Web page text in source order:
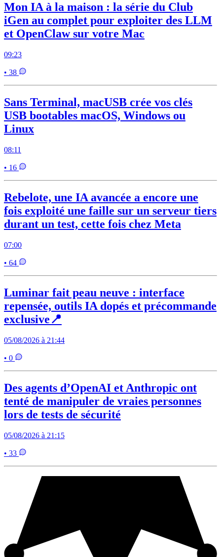
Mon IA à la maison : la série du Club
iGen au complet pour exploiter des LLM
et OpenClaw sur votre Mac
09:23
• 38
Sans Terminal, macUSB crée vos clés
USB bootables macOS, Windows ou
Linux
08:11
• 16
Rebelote, une IA avancée a encore une
fois exploité une faille sur un serveur tiers
durant un test, cette fois chez Meta
07:00
• 64
Luminar fait peau neuve : interface
repensée, outils IA dopés et précommande
exclusive📍
05/08/2026 à 21:44
• 0
Des agents d’OpenAI et Anthropic ont
tenté de manipuler de vraies personnes
lors de tests de sécurité
05/08/2026 à 21:15
• 33